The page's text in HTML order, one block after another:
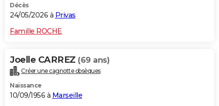
Décès
24/05/2026 à Privas
Famille ROCHE
Joelle CARREZ (69 ans)
Créer une cagnotte obsèques
Naissance
10/09/1956 à Marseille